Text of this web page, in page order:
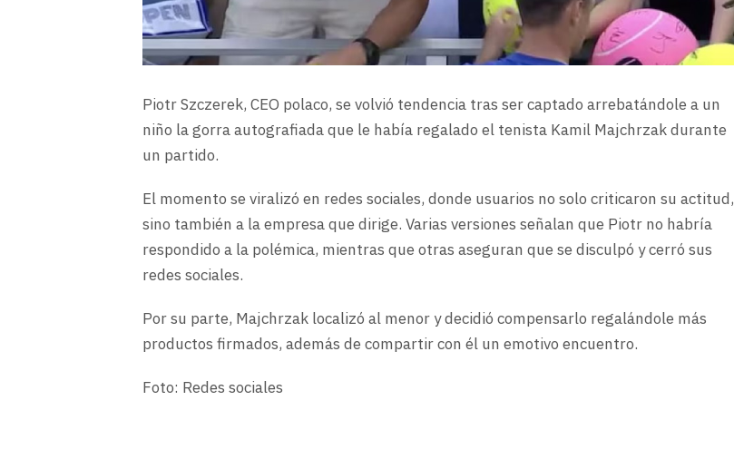
Piotr Szczerek, CEO polaco, se volvió tendencia tras ser captado arrebatándole a un
niño la gorra autografiada que le había regalado el tenista Kamil Majchrzak durante
un partido.
El momento se viralizó en redes sociales, donde usuarios no solo criticaron su actitud,
sino también a la empresa que dirige. Varias versiones señalan que Piotr no habría
respondido a la polémica, mientras que otras aseguran que se disculpó y cerró sus
redes sociales.
Por su parte, Majchrzak localizó al menor y decidió compensarlo regalándole más
productos firmados, además de compartir con él un emotivo encuentro.
Foto: Redes sociales